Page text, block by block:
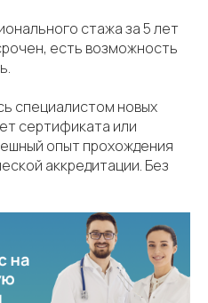
стажа за 5 лет
есть возможность
специалистом новых
сертификата или
опыт прохождения
аккредитации. Без